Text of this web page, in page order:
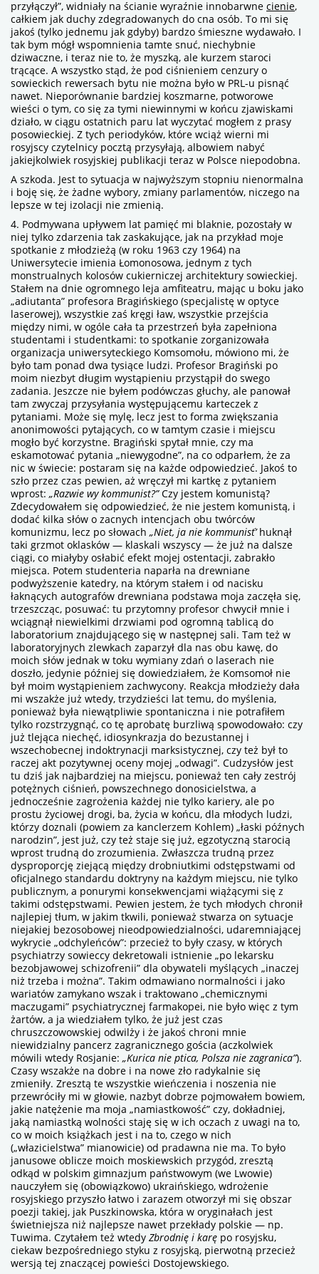
przyłączył”, widniały na ścianie wyraźnie innobarwne cienie,
całkiem jak duchy zdegradowanych do cna osób. To mi się
jakoś (tylko jednemu jak gdyby) bardzo śmieszne wydawało. I
tak bym mógł wspomnienia tamte snuć, niechybnie
dziwaczne, i teraz nie to, że myszką, ale kurzem staroci
trącące. A wszystko stąd, że pod ciśnieniem cenzury o
sowieckich rewersach bytu nie można było w PRL-u pisnąć
nawet. Nieporównanie bardziej koszmarne, potworowe
wieści o tym, co się za tymi niewinnymi w końcu zjawiskami
działo, w ciągu ostatnich paru lat wyczytać mogłem z prasy
posowieckiej. Z tych periodyków, które wciąż wierni mi
rosyjscy czytelnicy pocztą przysyłają, albowiem nabyć
jakiejkolwiek rosyjskiej publikacji teraz w Polsce niepodobna.
A szkoda. Jest to sytuacja w najwyższym stopniu nienormalna
i boję się, że żadne wybory, zmiany parlamentów, niczego na
lepsze w tej izolacji nie zmienią.
4. Podmywana upływem lat pamięć mi blaknie, pozostały w
niej tylko zdarzenia tak zaskakujące, jak na przykład moje
spotkanie z młodzieżą (w roku 1963 czy 1964) na
Uniwersytecie imienia Łomonosowa, jednym z tych
monstrualnych kolosów cukierniczej architektury sowieckiej.
Stałem na dnie ogromnego leja amfiteatru, mając u boku jako
„adiutanta” profesora Bragińskiego (specjalistę w optyce
laserowej), wszystkie zaś kręgi ław, wszystkie przejścia
między nimi, w ogóle cała ta przestrzeń była zapełniona
studentami i studentkami: to spotkanie zorganizowała
organizacja uniwersyteckiego Komsomołu, mówiono mi, że
było tam ponad dwa tysiące ludzi. Profesor Bragiński po
moim niezbyt długim wystąpieniu przystąpił do swego
zadania. Jeszcze nie byłem podówczas głuchy, ale panował
tam zwyczaj przysyłania występującemu karteczek z
pytaniami. Może się mylę, lecz jest to forma zwiększania
anonimowości pytających, co w tamtym czasie i miejscu
mogło być korzystne. Bragiński spytał mnie, czy ma
eskamotować pytania „niewygodne”, na co odparłem, że za
nic w świecie: postaram się na każde odpowiedzieć. Jakoś to
szło przez czas pewien, aż wręczył mi kartkę z pytaniem
wprost: „Razwie wy kommunist?”Czy jestem komunistą?
Zdecydowałem się odpowiedzieć, że nie jestem komunistą, i
dodać kilka słów o zacnych intencjach obu twórców
komunizmu, lecz po słowach „Niet, ja nie kommunisť’huknął
taki grzmot oklasków — klaskali wszyscy — że już na dalsze
ciągi, co miałyby osłabić efekt mojej ostentacji, zabrakło
miejsca. Potem studenteria naparła na drewniane
podwyższenie katedry, na którym stałem i od nacisku
łaknących autografów drewniana podstawa moja zaczęła się,
trzeszcząc, posuwać: tu przytomny profesor chwycił mnie i
wciągnął niewielkimi drzwiami pod ogromną tablicą do
laboratorium znajdującego się w następnej sali. Tam też w
laboratoryjnych zlewkach zaparzył dla nas obu kawę, do
moich słów jednak w toku wymiany zdań o laserach nie
doszło, jedynie później się dowiedziałem, że Komsomoł nie
był moim wystąpieniem zachwycony. Reakcja młodzieży dała
mi wszakże już wtedy, trzydzieści lat temu, do myślenia,
ponieważ była niewątpliwie spontaniczna i nie potrafiłem
tylko rozstrzygnąć, co tę aprobatę burzliwą spowodowało: czy
już tlejąca niechęć, idiosynkrazja do bezustannej i
wszechobecnej indoktrynacji marksistycznej, czy też był to
raczej akt pozytywnej oceny mojej „odwagi”. Cudzysłów jest
tu dziś jak najbardziej na miejscu, ponieważ ten cały zestrój
potężnych ciśnień, powszechnego donosicielstwa, a
jednocześnie zagrożenia każdej nie tylko kariery, ale po
prostu życiowej drogi, ba, życia w końcu, dla młodych ludzi,
którzy doznali (powiem za kanclerzem Kohlem) „łaski późnych
narodzin”, jest już, czy też staje się już, egzotyczną starocią
wprost trudną do zrozumienia. Zwłaszcza trudną przez
dysproporcję ziejącą między drobniutkimi odstępstwami od
oficjalnego standardu doktryny na każdym miejscu, nie tylko
publicznym, a ponurymi konsekwencjami wiążącymi się z
takimi odstępstwami. Pewien jestem, że tych młodych chronił
najlepiej tłum, w jakim tkwili, ponieważ stwarza on sytuacje
niejakiej bezosobowej nieodpowiedzialności, udaremniającej
wykrycie „odchyleńców”: przecież to były czasy, w których
psychiatrzy sowieccy dekretowali istnienie „po lekarsku
bezobjawowej schizofrenii” dla obywateli myślących „inaczej
niż trzeba i można”. Takim odmawiano normalności i jako
wariatów zamykano wszak i traktowano „chemicznymi
maczugami” psychiatrycznej farmakopei, nie było więc z tym
żartów, a ja wiedziałem tylko, że już jest czas
chruszczowowskiej odwilży i że jakoś chroni mnie
niewidzialny pancerz zagranicznego gościa (aczkolwiek
mówili wtedy Rosjanie: „Kurica nie ptica, Polsza nie zagranica”).
Czasy wszakże na dobre i na nowe zło radykalnie się
zmieniły. Zresztą te wszystkie wieńczenia i noszenia nie
przewróciły mi w głowie, nazbyt dobrze pojmowałem bowiem,
jakie natężenie ma moja „namiastkowość” czy, dokładniej,
jaką namiastką wolności staję się w ich oczach z uwagi na to,
co w moich książkach jest i na to, czego w nich
(„włazicielstwa” mianowicie) od pradawna nie ma. To było
janusowe oblicze moich moskiewskich przygód, zresztą
odkąd w polskim gimnazjum państwowym (we Lwowie)
nauczyłem się (obowiązkowo) ukraińskiego, wdrożenie
rosyjskiego przyszło łatwo i zarazem otworzył mi się obszar
poezji takiej, jak Puszkinowska, która w oryginałach jest
świetniejsza niż najlepsze nawet przekłady polskie — np.
Tuwima. Czytałem też wtedy Zbrodnię i karę po rosyjsku,
ciekaw bezpośredniego styku z rosyjską, pierwotną przecież
wersją tej znaczącej powieści Dostojewskiego.